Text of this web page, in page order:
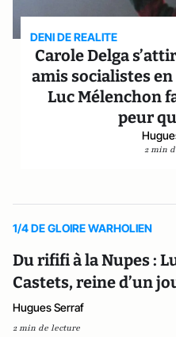
DENI DE REALITE
Carole Delga
amis socialistes
Luc Mélenchon
peur
2 min
1/4 DE GLOIRE WARHOLIEN
Du rififi à la Nupes :
Castets, reine d’un
Hugues Serraf
2 min de lecture